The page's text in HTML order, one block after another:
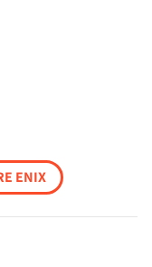
ENIX